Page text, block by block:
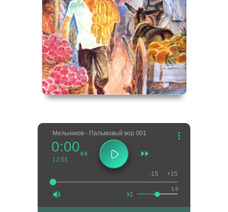
Мельников - Пальмовый вор 001
0:00
12:01
1.0
x1
-15 +15